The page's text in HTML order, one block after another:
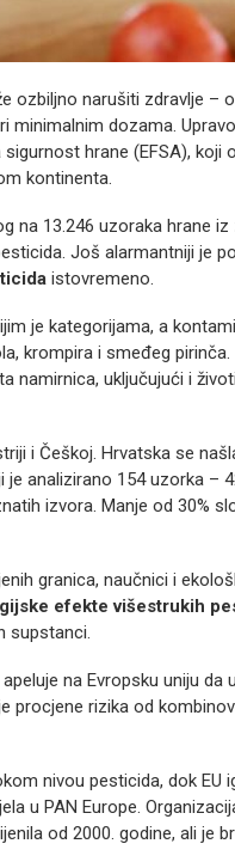
ozbiljno narušiti zdravlje –
dozama.
hrane (EFSA), koji
kontinenta.
13.246 uzoraka hrane iz
Još alarmantniji je
istovremeno.
je kategorijama, a
krompira i smeđeg
namirnica, uključujući i
i Češkoj. Hrvatska se
analizirano 154 uzorka –
izvora. Manje od 30%
granica, naučnici i
efekte višestrukih
supstanci.
na Evropsku uniju
procjene rizika od
nivou pesticida, dok EU
u PAN Europe.
od 2000. godine, ali je